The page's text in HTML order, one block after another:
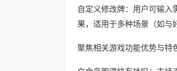
自定义修改牌：用户可输入
果，适用于多种场景（如与
聚焦相关游戏功能优势与特